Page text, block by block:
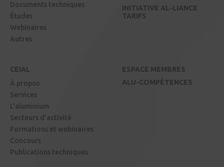
Documents techniques
Études
Webinaires
Autres
INITIATIVE AL-LIANCE
TARIFS
CEIAL
À propos
Services
L'aluminium
Secteurs d'activité
Formations et webinaires
Concours
Publications techniques
ESPACE MEMBRES
ALU-COMPÉTENCES